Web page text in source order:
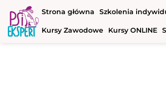
Strona główna Szkolenia
Kursy Zawodowe Kursy ONLINE